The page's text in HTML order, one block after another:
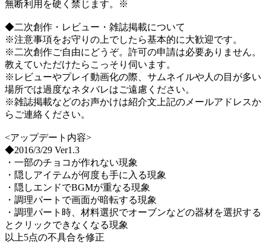
無断利用を硬く禁じます。※
◆二次創作・レビュー・雑誌掲載について
※注意事項をお守りの上でしたら基本的に大歓迎です。
※二次創作ご自由にどうぞ。許可の申請は必要ありません。
教えていただけたらこっそり伺います。
※レビューやプレイ動画化の際、サムネイルや人の目が多い
場所では過度なネタバレはご遠慮ください。
※雑誌掲載などのお声かけは紹介文上記のメールアドレスか
らご連絡ください。
<アップデート内容>
◆2016/3/29 Ver1.3
・一部のチョコが作れない現象
・隠しアイテムが何度も手に入る現象
・隠しエンドでBGMが重なる現象
・調理パートで画面が暗転する現象
・調理パート時、材料選択でオーブンなどの器材を選択する
とクリックできなくなる現象
以上5点の不具合を修正